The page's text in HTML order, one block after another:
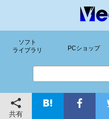
ソフト
ライブラリ
PCショップ
共有